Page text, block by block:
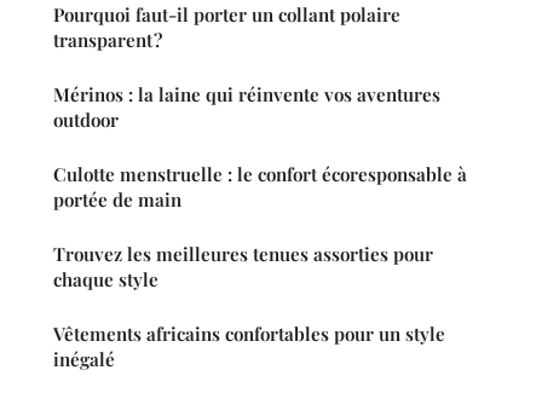
Pourquoi faut-il porter un collant polaire
transparent ?
Mérinos : la laine qui réinvente vos aventures
outdoor
Culotte menstruelle : le confort écoresponsable à
portée de main
Trouvez les meilleures tenues assorties pour
chaque style
Vêtements africains confortables pour un style
inégalé